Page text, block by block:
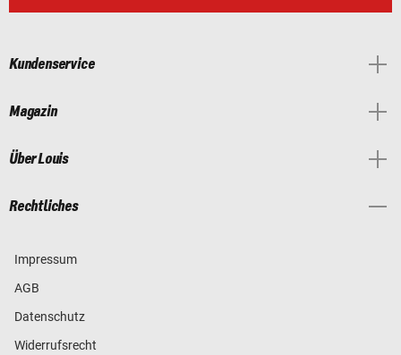
Kundenservice
Magazin
Über Louis
Rechtliches
Impressum
AGB
Datenschutz
Widerrufsrecht